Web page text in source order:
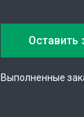
Оставить
Выполненные